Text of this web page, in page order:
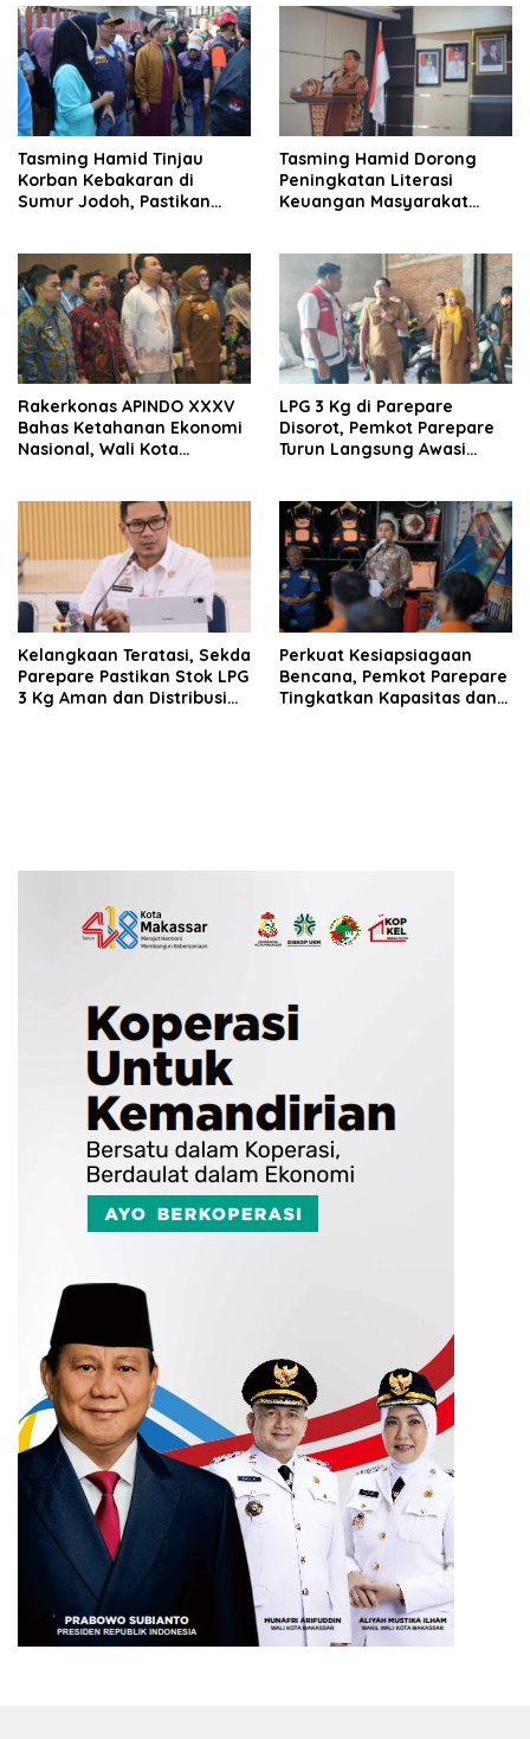
Tasming Hamid Tinjau
Korban Kebakaran di
Sumur Jodoh, Pastikan
Tasming Hamid Dorong
Peningkatan Literasi
Keuangan Masyarakat
Rakerkonas APINDO XXXV
Bahas Ketahanan Ekonomi
Nasional, Wali Kota
LPG 3 Kg di Parepare
Disorot, Pemkot Parepare
Turun Langsung Awasi
Kelangkaan Teratasi, Sekda
Parepare Pastikan Stok LPG
3 Kg Aman dan Distribusi
Perkuat Kesiapsiagaan
Bencana, Pemkot Parepare
Tingkatkan Kapasitas dan